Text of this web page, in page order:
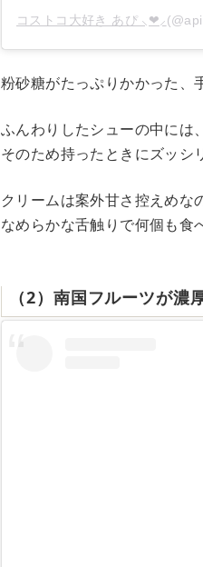
コストコ大好き あぴ ⸜❤︎⸝‍
粉砂糖がたっぷりかかった、
ふんわりしたシューの中には
そのため持ったときにズッシ
クリームは案外甘さ控えめな
なめらかな舌触りで何個も食
（2）南国フルーツが濃